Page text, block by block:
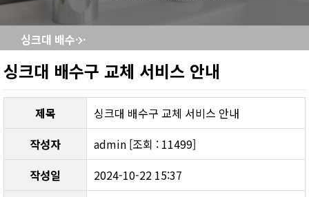
싱크대 배수구 교체 서비스 안내
싱크대 배수구 교체 서비스 안내
제목
싱크대 배수구 교체 서비스 안내
작성자
admin [조회 : 11499]
작성일
2024-10-22 15:37